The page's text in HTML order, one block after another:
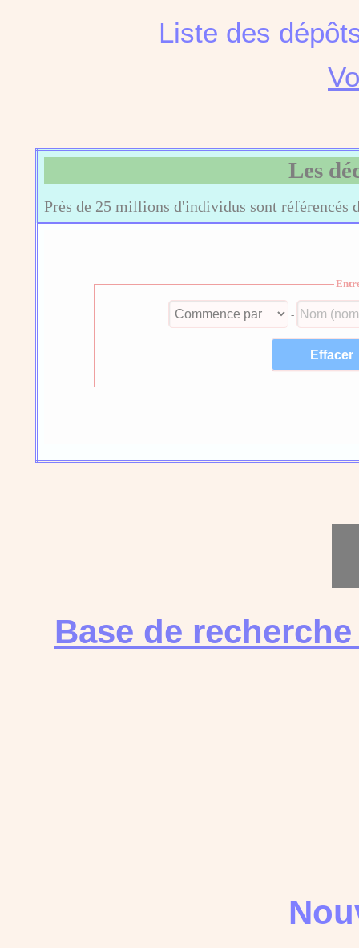
Liste des
Les
Près de 25 millions d'individus sont référencés
-
Base de